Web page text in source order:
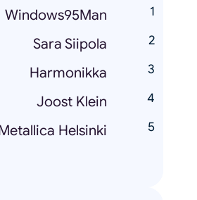
Windows95Man
Sara Siipola
Harmonikka
Joost Klein
Helsinki